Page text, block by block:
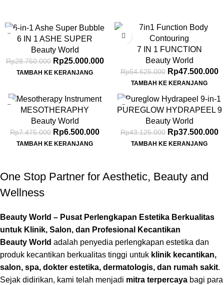
-13%
6 IN 1 ASHE SUPER
BUBBLE
Beauty World
Rp28.750.000 Rp25.000.000
TAMBAH KE KERANJANG
7 IN 1 FUNCTION
Beauty World
Rp54.625.000 Rp47.500.000
TAMBAH KE KERANJANG
-13%
MESOTHERAPHY
INSTRUMENT
Beauty World
Rp7.475.000 Rp6.500.000
TAMBAH KE KERANJANG
PUREGLOW HYDRAPEEL 9
IN 1
Beauty World
Rp43.125.000 Rp37.500.000
TAMBAH KE KERANJANG
One Stop Partner for Aesthetic, Beauty and
Wellness
Beauty World – Pusat Perlengkapan Estetika Berkualitas
untuk Klinik, Salon, dan Profesional Kecantikan
Beauty World adalah penyedia perlengkapan estetika dan
produk kecantikan berkualitas tinggi untuk klinik kecantikan,
salon, spa, dokter estetika, dermatologis, dan rumah sakit.
Sejak didirikan, kami telah menjadi mitra terpercaya bagi para